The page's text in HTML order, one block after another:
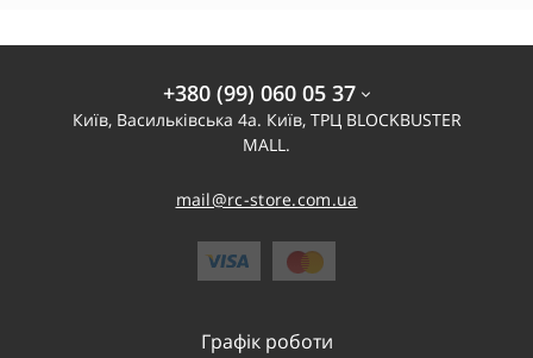
+380 (99) 060 05 37
Київ, Васильківська 4а. Київ, ТРЦ BLOCKBUSTER
MALL.
mail@rc-store.com.ua
Графік роботи